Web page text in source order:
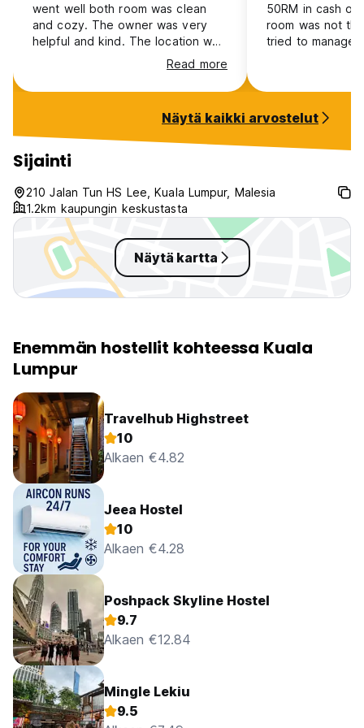
went well both room was clean
and cozy. The owner was very
helpful and kind. The location was
centrally located and everything
what you need was within walking
distance :)
Read more
50RM in cash
room was not
tried to manage
and booked another
be better than
the bad rooms
Ignore this Stay
can suffer by
Näytä kaikki arvostelut
Sijainti
210 Jalan Tun HS Lee, Kuala Lumpur, Malesia
1.2km kaupungin keskustasta
Näytä kartta
Enemmän hostellit kohteessa Kuala
Lumpur
Travelhub Highstreet
10
Alkaen €4.82
Jeea Hostel
10
Alkaen €4.28
Poshpack Skyline Hostel
9.7
Alkaen €12.84
Mingle Lekiu
9.5